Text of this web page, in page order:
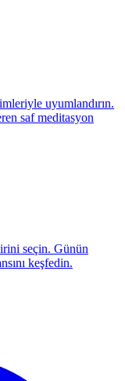
uyumlandırın.
saf meditasyon
seçin. Günün
keşfedin.